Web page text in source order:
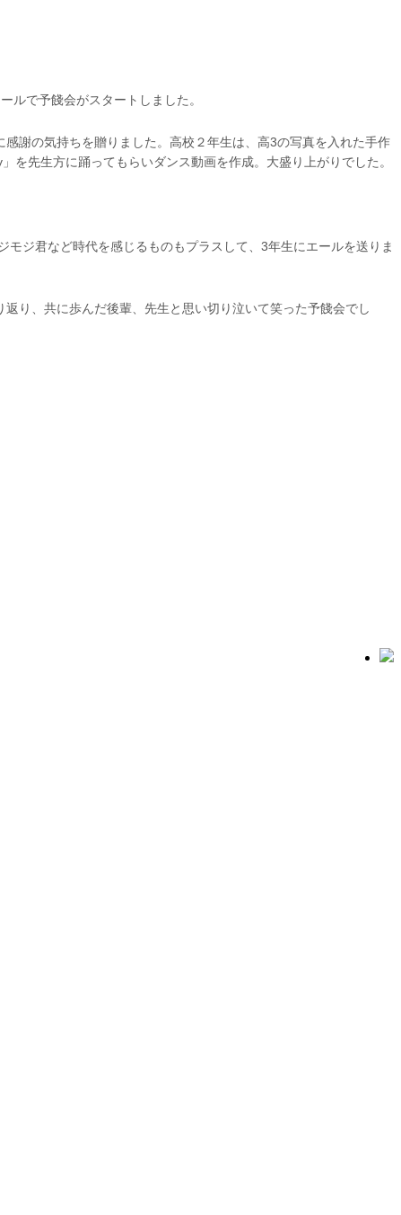
ルで予餞会がスタートしました。
謝の気持ちを贈りました。高校２年生は、高3の写真を入れた手作
先生方に踊ってもらいダンス動画を作成。大盛り上がりでした。
ジ君など時代を感じるものもプラスして、3年生にエールを送りま
り、共に歩んだ後輩、先生と思い切り泣いて笑った予餞会でし